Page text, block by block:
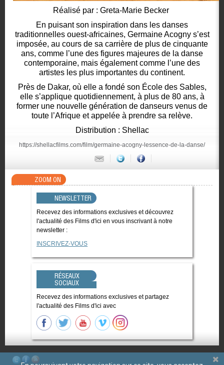
Réalisé par : Greta-Marie Becker
En puisant son inspiration dans les danses
traditionnelles ouest-africaines, Germaine Acogny s’est
imposée, au cours de sa carrière de plus de cinquante
ans, comme l’une des figures majeures de la danse
contemporaine, mais également comme l’une des
artistes les plus importantes du continent.
Près de Dakar, où elle a fondé son École des Sables,
elle s’applique quotidiennement, à plus de 80 ans, à
former une nouvelle génération de danseurs venus de
toute l’Afrique et appelée à prendre sa relève.
Distribution : Shellac
https://shellacfilms.com/film/germaine-acogny-lessence-de-la-danse/
ZOOM ON
NEWSLETTER
Recevez des informations exclusives et découvrez
l'actualité des Films d'ici en vous inscrivant à notre
newsletter :
INSCRIVEZ-VOUS
RÉSEAUX
SOCIAUX
Recevez des informations exclusives et partagez
l'actualité des Films d'ici avec